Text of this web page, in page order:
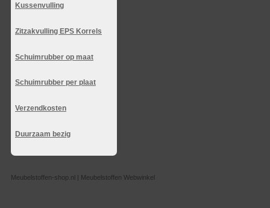
Kussenvulling
Zitzakvulling EPS Korrels
Schuimrubber op maat
Schuimrubber per plaat
Verzendkosten
Duurzaam bezig
Meubelstoffen-shop.nl | Meubelstoffen Webwinkel